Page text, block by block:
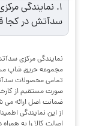
1. نمایندگی
سدآتش در کجا
نمایندگی مرکزی
مجموعه حریق شاپ
تمامی محصولات
صورت مستقیم از
ضمانت اصل ارائه می
از این نمایندگی